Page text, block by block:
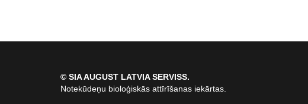
© SIA AUGUST LATVIA SERVISS.
Notekūdeņu bioloģiskās attīrīšanas iekārtas.